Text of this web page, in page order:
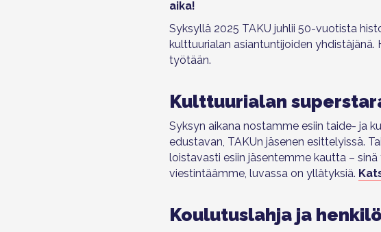
aika!
Syksyllä 2025 TAKU juhlii 50-vuotista
kulttuurialan asiantuntijoiden yhdistäjänä.
työtään.
Kulttuurialan
Syksyn aikana nostamme esiin taide- ja
edustavan, TAKUn jäsenen esittelyissä.
loistavasti esiin jäsentemme kautta –
viestintäämme, luvassa on yllätyksiä.
Koulutuslahja ja